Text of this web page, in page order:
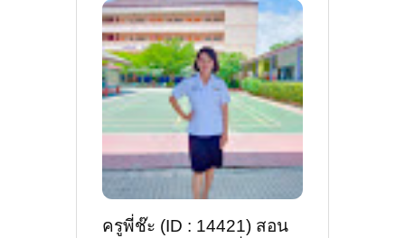
ครูพี่ช๊ะ (ID : 14421) สอน